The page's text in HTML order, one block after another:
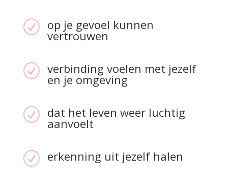
R op je gevoel kunnen
vertrouwen
R verbinding voelen met jezelf
en je omgeving
R dat het leven weer luchtig
aanvoelt
R erkenning uit jezelf halen